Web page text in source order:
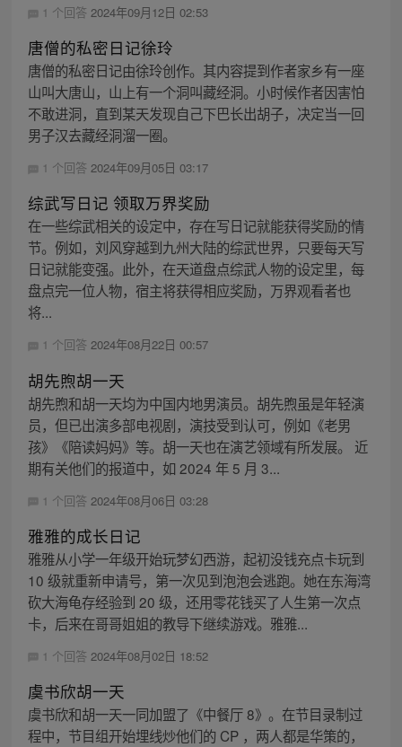
1 个回答 2024年09月12日 02:53
唐僧的私密日记徐玲
唐僧的私密日记由徐玲创作。其内容提到作者家乡有一座
山叫大唐山，山上有一个洞叫藏经洞。小时候作者因害怕
不敢进洞，直到某天发现自己下巴长出胡子，决定当一回
男子汉去藏经洞溜一圈。
1 个回答 2024年09月05日 03:17
综武写日记 领取万界奖励
在一些综武相关的设定中，存在写日记就能获得奖励的情
节。例如，刘风穿越到九州大陆的综武世界，只要每天写
日记就能变强。此外，在天道盘点综武人物的设定里，每
盘点完一位人物，宿主将获得相应奖励，万界观看者也
将...
1 个回答 2024年08月22日 00:57
胡先煦胡一天
胡先煦和胡一天均为中国内地男演员。胡先煦虽是年轻演
员，但已出演多部电视剧，演技受到认可，例如《老男
孩》《陪读妈妈》等。胡一天也在演艺领域有所发展。 近
期有关他们的报道中，如 2024 年 5 月 3...
1 个回答 2024年08月06日 03:28
雅雅的成长日记
雅雅从小学一年级开始玩梦幻西游，起初没钱充点卡玩到
10 级就重新申请号，第一次见到泡泡会逃跑。她在东海湾
砍大海龟存经验到 20 级，还用零花钱买了人生第一次点
卡，后来在哥哥姐姐的教导下继续游戏。雅雅...
1 个回答 2024年08月02日 18:52
虞书欣胡一天
虞书欣和胡一天一同加盟了《中餐厅 8》。在节目录制过
程中，节目组开始埋线炒他们的 CP ，两人都是华策的，